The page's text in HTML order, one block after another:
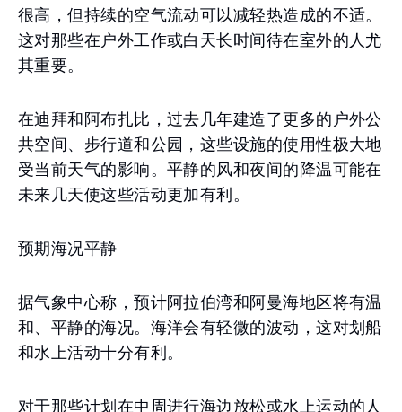
很高，但持续的空气流动可以减轻热造成的不适。
这对那些在户外工作或白天长时间待在室外的人尤
其重要。
在迪拜和阿布扎比，过去几年建造了更多的户外公
共空间、步行道和公园，这些设施的使用性极大地
受当前天气的影响。平静的风和夜间的降温可能在
未来几天使这些活动更加有利。
预期海况平静
据气象中心称，预计阿拉伯湾和阿曼海地区将有温
和、平静的海况。海洋会有轻微的波动，这对划船
和水上活动十分有利。
对于那些计划在中周进行海边放松或水上运动的人